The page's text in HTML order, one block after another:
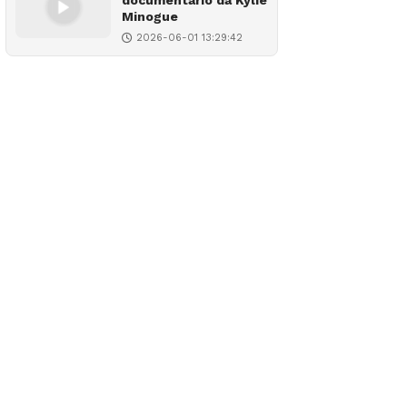
Minogue
2026-06-01 13:29:42